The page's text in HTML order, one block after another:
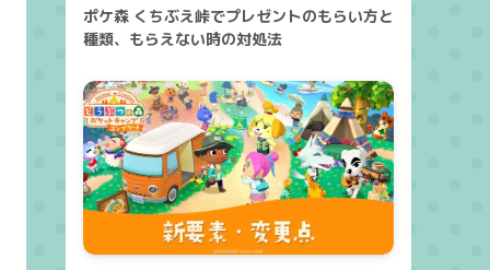
ポケ森 くちぶえ峠でプレゼントのもらい方と
種類、もらえない時の対処法